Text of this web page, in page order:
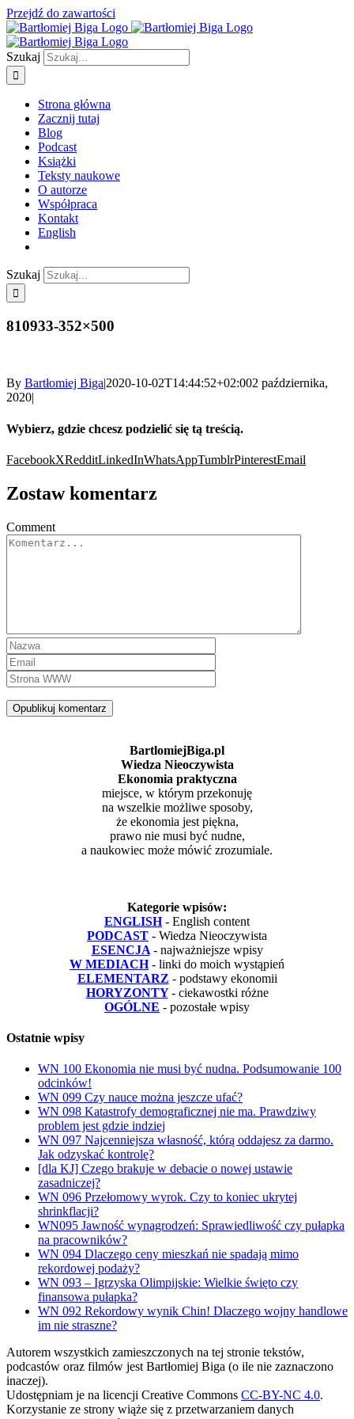
Przejdź do zawartości
Szukaj
Strona główna
Zacznij tutaj
Blog
Podcast
Książki
Teksty naukowe
O autorze
Współpraca
Kontakt
English
Szukaj
810933-352×500
By Bartłomiej Biga|2020-10-02T14:44:52+02:002 października,
2020|
Wybierz, gdzie chcesz podzielić się tą treścią.
FacebookXRedditLinkedInWhatsAppTumblrPinterestEmail
Zostaw komentarz
Comment
BartlomiejBiga.pl
Wiedza Nieoczywista
Ekonomia praktyczna
miejsce, w którym przekonuję
na wszelkie możliwe sposoby,
że ekonomia jest piękna,
prawo nie musi być nudne,
a naukowiec może mówić zrozumiale.
Kategorie wpisów:
ENGLISH - English content
PODCAST - Wiedza Nieoczywista
ESENCJA - najważniejsze wpisy
W MEDIACH - linki do moich wystąpień
ELEMENTARZ - podstawy ekonomii
HORYZONTY - ciekawostki różne
OGÓLNE - pozostałe wpisy
Ostatnie wpisy
WN 100 Ekonomia nie musi być nudna. Podsumowanie 100
odcinków!
WN 099 Czy nauce można jeszcze ufać?
WN 098 Katastrofy demograficznej nie ma. Prawdziwy
problem jest gdzie indziej
WN 097 Najcenniejsza własność, którą oddajesz za darmo.
Jak odzyskać kontrolę?
[dla KJ] Czego brakuje w debacie o nowej ustawie
zasadniczej?
WN 096 Przełomowy wyrok. Czy to koniec ukrytej
shrinkflacji?
WN095 Jawność wynagrodzeń: Sprawiedliwość czy pułapka
na pracowników?
WN 094 Dlaczego ceny mieszkań nie spadają mimo
rekordowej podaży?
WN 093 – Igrzyska Olimpijskie: Wielkie święto czy
finansowa pułapka?
WN 092 Rekordowy wynik Chin! Dlaczego wojny handlowe
im nie straszne?
Autorem wszystkich zamieszczonych na tej stronie tekstów,
podcastów oraz filmów jest Bartłomiej Biga (o ile nie zaznaczono
inaczej).
Udostępniam je na licencji Creative Commons CC-BY-NC 4.0.
Korzystanie ze strony wiąże się z przetwarzaniem danych